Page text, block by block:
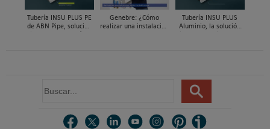
Tubería INSU PLUS PE
de ABN Pipe, solución
Genebre: ¿Cómo
realizar una instalación
Tubería INSU PLUS
Aluminio, la solución
u